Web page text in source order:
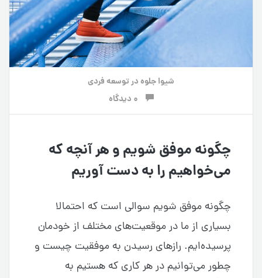
شیوا جلوهدرتوسعه فردی
چگونه موفق شویم و هر آنچه که
می‌خواهیم را به دست آوریم
چگونه موفق شویم سوالی است که احتمالا
بسیاری از ما در موقعیت‌های مختلف از خودمان
پرسیده‌ایم. رازهای رسیدن به موفقیت چیست و
چطور می‌توانیم در هر کاری که هستیم به